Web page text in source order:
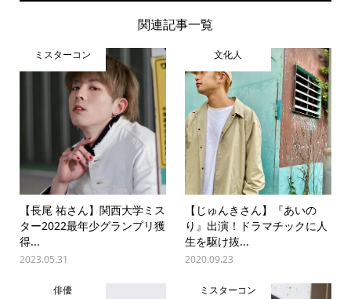
関連記事一覧
ミスターコン
【長尾 祐さん】関西大学ミス
ター2022最年少グランプリ獲
得...
2023.05.31
文化人
【じゅんきさん】『あいの
り』出演！ドラマチックに人
生を駆け抜...
2020.09.23
俳優 ミスターコン